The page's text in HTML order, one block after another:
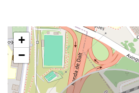
+
−